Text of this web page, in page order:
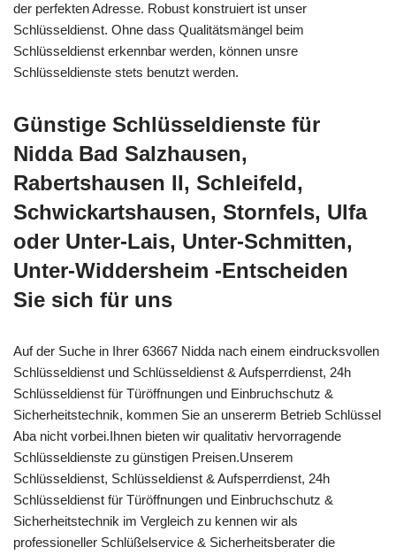
der perfekten Adresse. Robust konstruiert ist unser
Schlüsseldienst. Ohne dass Qualitätsmängel beim
Schlüsseldienst erkennbar werden, können unsre
Schlüsseldienste stets benutzt werden.
Günstige Schlüsseldienste für
Nidda Bad Salzhausen,
Rabertshausen II, Schleifeld,
Schwickartshausen, Stornfels, Ulfa
oder Unter-Lais, Unter-Schmitten,
Unter-Widdersheim -Entscheiden
Sie sich für uns
Auf der Suche in Ihrer 63667 Nidda nach einem eindrucksvollen
Schlüsseldienst und Schlüsseldienst & Aufsperrdienst, 24h
Schlüsseldienst für Türöffnungen und Einbruchschutz &
Sicherheitstechnik, kommen Sie an unsererm Betrieb Schlüssel
Aba nicht vorbei.Ihnen bieten wir qualitativ hervorragende
Schlüsseldienste zu günstigen Preisen.Unserem
Schlüsseldienst, Schlüsseldienst & Aufsperrdienst, 24h
Schlüsseldienst für Türöffnungen und Einbruchschutz &
Sicherheitstechnik im Vergleich zu kennen wir als
professioneller Schlüßelservice & Sicherheitsberater die